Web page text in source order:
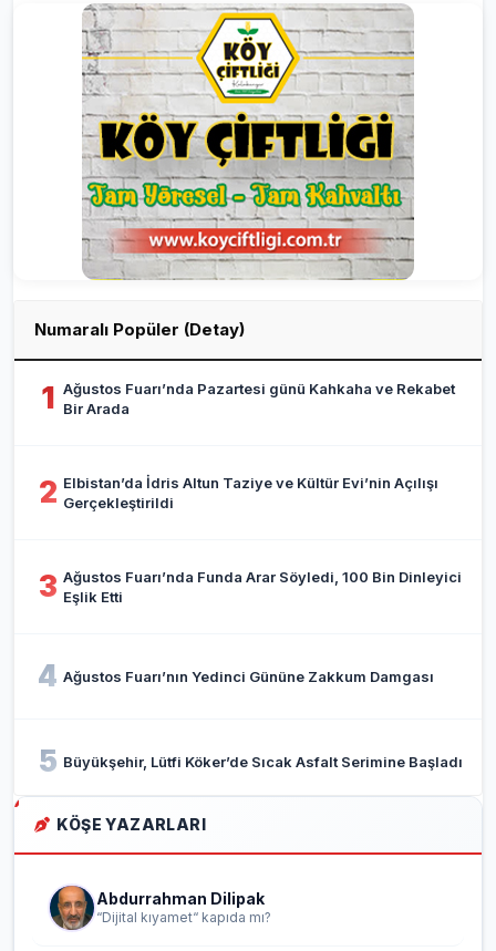
Numaralı Popüler (Detay)
1 Ağustos Fuarı’nda Pazartesi günü Kahkaha ve Rekabet
Bir Arada
2 Elbistan’da İdris Altun Taziye ve Kültür Evi’nin Açılışı
Gerçekleştirildi
3 Ağustos Fuarı’nda Funda Arar Söyledi, 100 Bin Dinleyici
Eşlik Etti
4 Ağustos Fuarı’nın Yedinci Gününe Zakkum Damgası
5 Büyükşehir, Lütfi Köker’de Sıcak Asfalt Serimine Başladı
KÖŞE YAZARLARI
Abdurrahman Dilipak
“Dijital kıyamet“ kapıda mı?